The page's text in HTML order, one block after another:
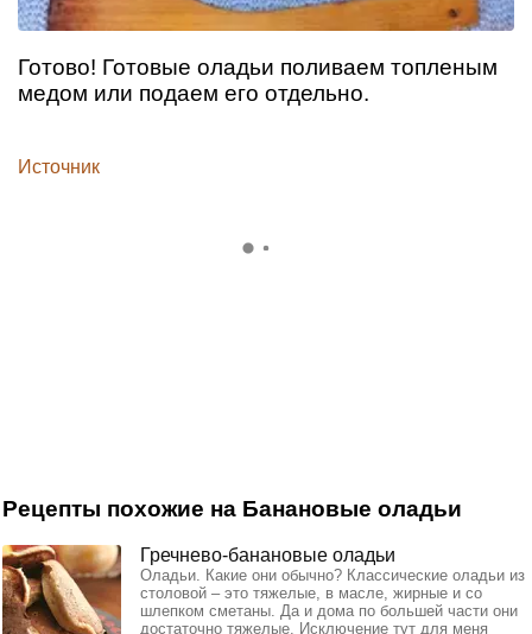
Готово! Готовые оладьи поливаем топленым
медом или подаем его отдельно.
Источник
Рецепты похожие на Банановые оладьи
Гречнево-банановые оладьи
Оладьи. Какие они обычно? Классические оладьи из
столовой – это тяжелые, в масле, жирные и со
шлепком сметаны. Да и дома по большей части они
достаточно тяжелые. Исключение тут для меня